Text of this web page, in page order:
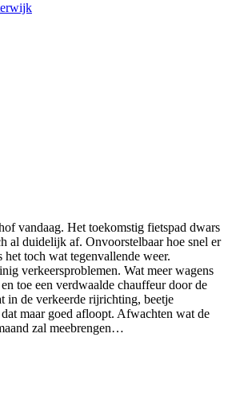
vandaag. Het toekomstig fietspad dwars
al duidelijk af. Onvoorstelbaar hoe snel er
toch wat tegenvallende weer.
verkeersproblemen. Wat meer wagens
toe een verdwaalde chauffeur door de
in de verkeerde rijrichting, beetje
maar goed afloopt. Afwachten wat de
zal meebrengen…